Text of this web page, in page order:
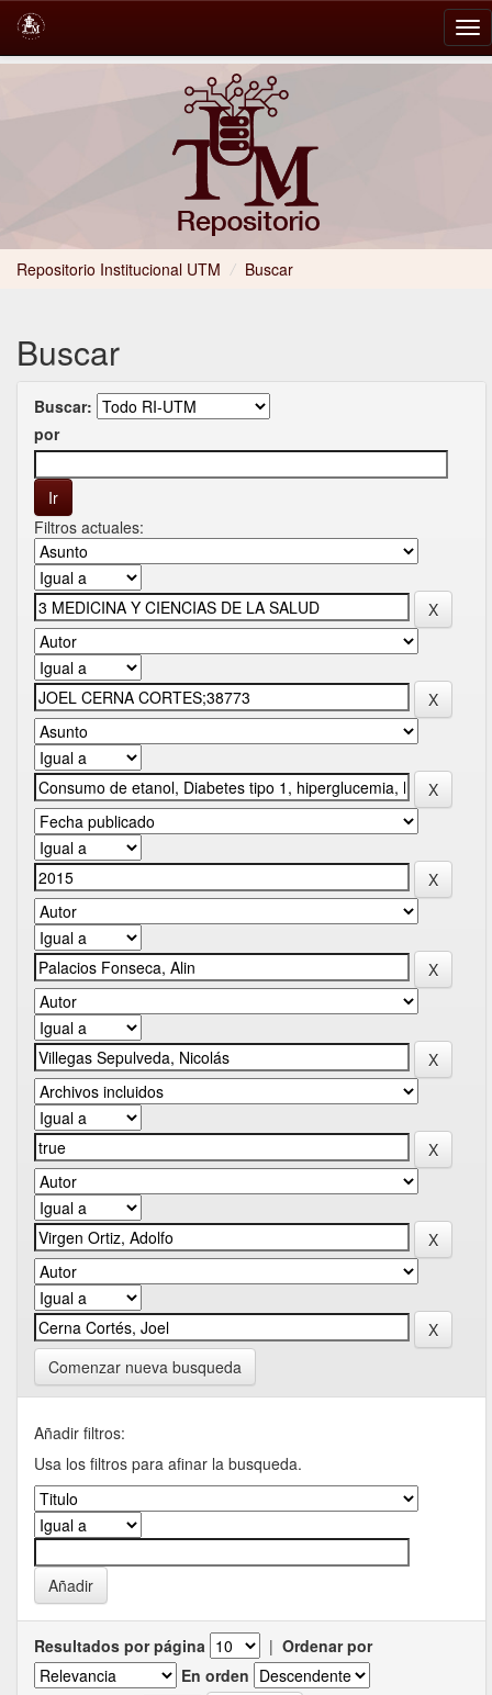
Repositorio Institucional UTM / Buscar
Buscar
Buscar:
por
Filtros actuales:
Comenzar nueva busqueda
Añadir filtros:
Usa los filtros para afinar la busqueda.
Resultados por página | Ordenar por
En orden